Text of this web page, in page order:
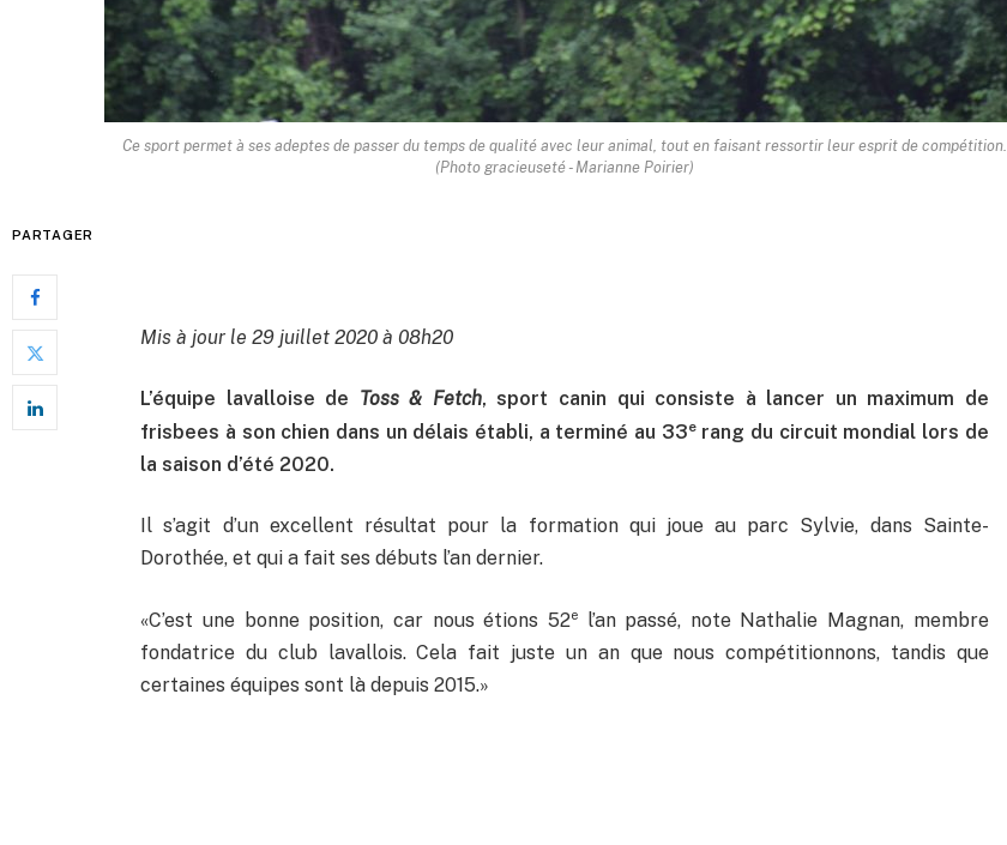
Ce sport permet à ses adeptes de passer du temps de qualité avec leur animal, tout en faisant ressortir leur esprit de compétition.
(Photo gracieuseté - Marianne Poirier)
PARTAGER
Mis à jour le 29 juillet 2020 à 08h20
L’équipe lavalloise de Toss & Fetch, sport canin qui consiste à lancer un maximum de
frisbees à son chien dans un délais établi, a terminé au 33erang du circuit mondial lors de
la saison d’été 2020.
Il s’agit d’un excellent résultat pour la formation qui joue au parc Sylvie, dans Sainte-
Dorothée, et qui a fait ses débuts l’an dernier.
«C’est une bonne position, car nous étions 52el’an passé, note Nathalie Magnan, membre
fondatrice du club lavallois. Cela fait juste un an que nous compétitionnons, tandis que
certaines équipes sont là depuis 2015.»